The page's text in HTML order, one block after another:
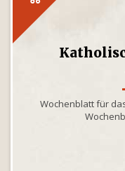
Wochenblatt für